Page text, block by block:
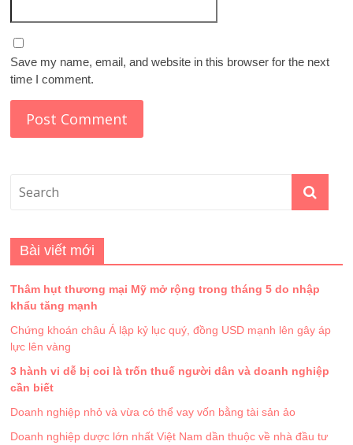
Save my name, email, and website in this browser for the next
time I comment.
Bài viết mới
Thâm hụt thương mại Mỹ mở rộng trong tháng 5 do nhập
khẩu tăng mạnh
Chứng khoán châu Á lập kỷ lục quý, đồng USD mạnh lên gây áp
lực lên vàng
3 hành vi dễ bị coi là trốn thuế người dân và doanh nghiệp
cần biết
Doanh nghiệp nhỏ và vừa có thể vay vốn bằng tài sản ảo
Doanh nghiệp dược lớn nhất Việt Nam dần thuộc về nhà đầu tư